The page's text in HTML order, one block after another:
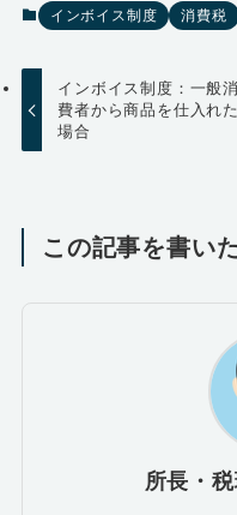
インボイス制度 消費税
インボイス制度：一般消
費者から商品を仕入れた
場合
この記事を書い
所長・